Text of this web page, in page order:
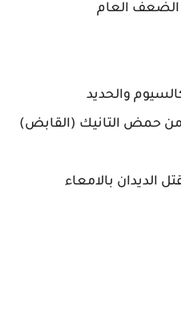
من حمض التانيك (القابض)
الديدان بالامعاء